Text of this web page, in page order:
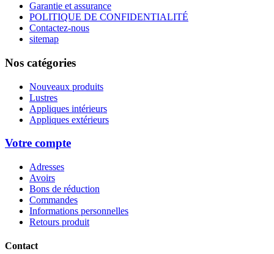
Garantie et assurance
POLITIQUE DE CONFIDENTIALITÉ
Contactez-nous
sitemap
Nos catégories
Nouveaux produits
Lustres
Appliques intérieurs
Appliques extérieurs
Votre compte
Adresses
Avoirs
Bons de réduction
Commandes
Informations personnelles
Retours produit
Contact